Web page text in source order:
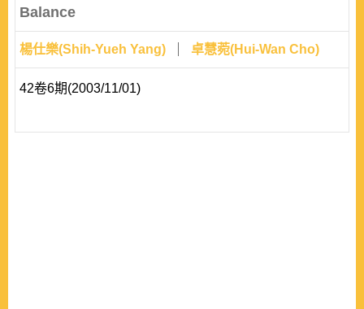
Balance
楊仕樂(Shih-Yueh Yang) 卓慧菀(Hui-Wan Cho)
42卷6期(2003/11/01)